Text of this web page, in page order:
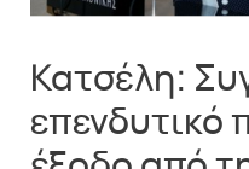
Κατσέλη:
επενδυτικό